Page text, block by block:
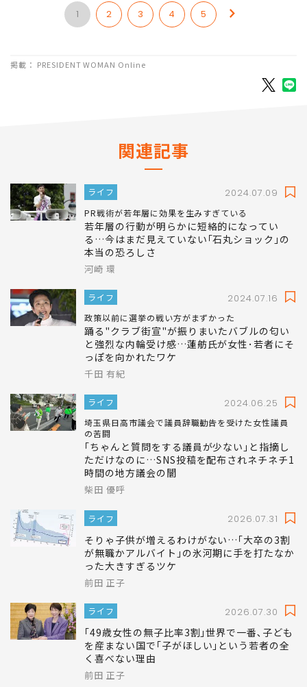
1 2 3 4 5
掲載： PRESIDENT WOMAN Online
関連記事
ライフ 2024.07.09
PR戦術が若年層に効果を生みすぎている
若年層の行動が明らかに短絡的になってい
る…今はまだ見えていない｢石丸ショック｣の
本当の恐ろしさ
河崎 環
ライフ 2024.07.16
政策以前に選挙の戦い方がまずかった
踊る"クラブ街宣"が振りまいたバブルの匂い
と強烈な内輪受け感…蓮舫氏が女性･若者にそ
っぽを向かれたワケ
千田 有紀
ライフ 2024.06.25
埼玉県日高市議会で議員辞職勧告を受けた女性議員
の苦闘
｢ちゃんと質問をする議員が少ない｣と指摘し
ただけなのに…SNS投稿を配布されネチネチ1
時間の地方議会の闇
柴田 優呼
ライフ 2026.07.31
そりゃ子供が増えるわけがない…｢大卒の3割
が無職かアルバイト｣の氷河期に手を打たなか
った大きすぎるツケ
前田 正子
ライフ 2026.07.30
｢49歳女性の無子比率3割｣世界で一番､子ども
を産まない国で｢子がほしい｣という若者の全
く喜べない理由
前田 正子